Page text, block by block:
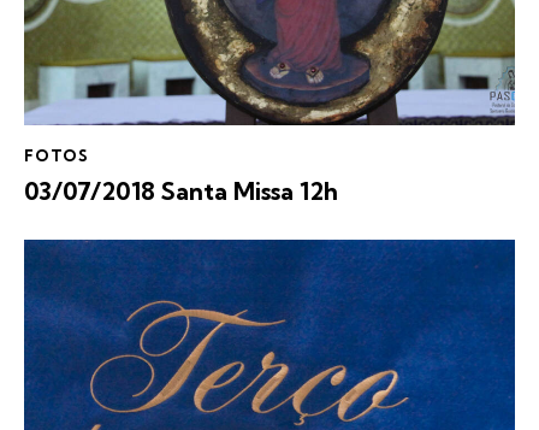
FOTOS
03/07/2018 Santa Missa 12h